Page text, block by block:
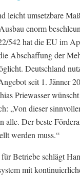
leicht umsetzbare
enorm
542 hat die EU im
Abschaffung der
Deutschland
seit 1. Jänner
Priewasser
„Von dieser
alle. Der beste
werden muss.“
Betriebe schlägt
mit